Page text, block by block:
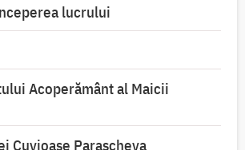
lucrului
Acoperământ al Maicii
Cuvioase Parascheva